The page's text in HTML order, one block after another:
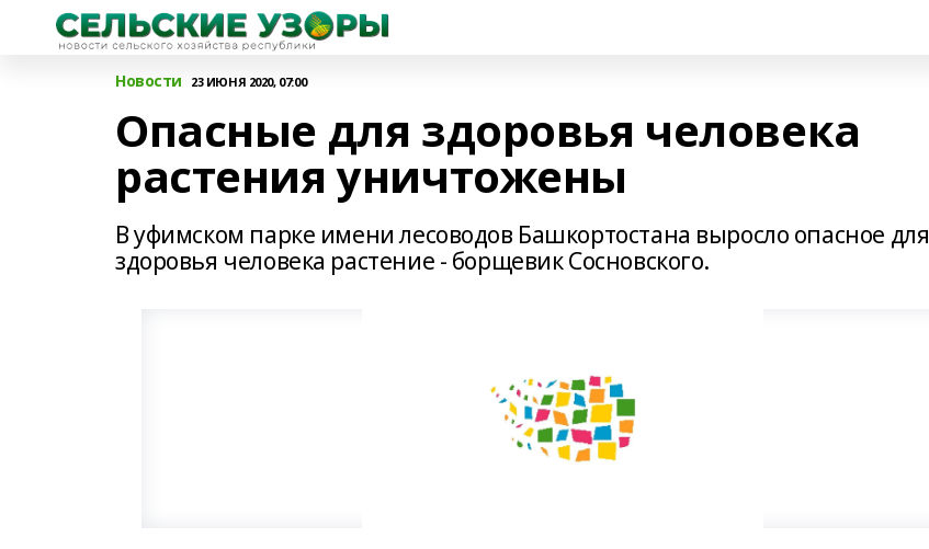
Новости 23 ИЮНЯ 2020, 07:00
Опасные для здоровья человека
растения уничтожены
В уфимском парке имени лесоводов Башкортостана выросло опасное для
здоровья человека растение - борщевик Сосновского.